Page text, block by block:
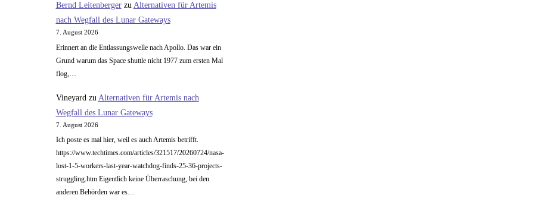
Bernd Leitenbergerzu Alternativen für Artemis
nach Wegfall des Lunar Gateways
7. August 2026
Erinnert an die Entlassungswelle nach Apollo. Das war ein
Grund warum das Space shuttle nicht 1977 zum ersten Mal
flog,…
Vineyard zu Alternativen für Artemis nach
Wegfall des Lunar Gateways
7. August 2026
Ich poste es mal hier, weil es auch Artemis betrifft.
https://www.techtimes.com/articles/321517/20260724/nasa-
lost-1-5-workers-last-year-watchdog-finds-25-36-projects-
struggling.htm Eigentlich keine Überraschung, bei den
anderen Behörden war es…